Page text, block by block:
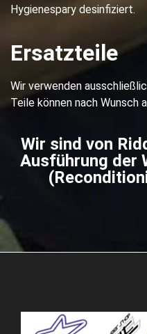
Hygienespary desinfiziert.
Ersatzteile
Wir verwenden
Teile können nach Wunsch
Wir sind von
Ausführung der